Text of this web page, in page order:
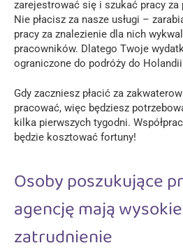
zarejestrować się i szukać pracy za
Nie płacisz za nasze usługi –
pracy za znalezienie dla nich
pracowników. Dlatego Twoje
ograniczone do podróży do
Gdy zaczniesz płacić za
pracować, więc będziesz
kilka pierwszych tygodni.
będzie kosztować fortuny!
Osoby poszukujące
agencję mają
zatrudnienie